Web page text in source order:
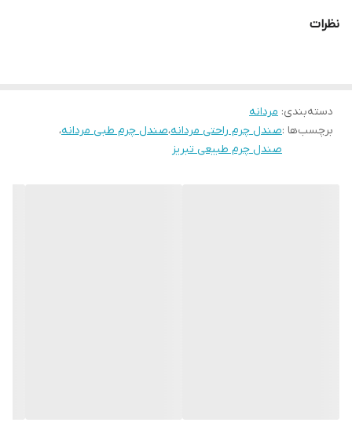
سایز خودتان را انتخاب فرمایید
نظرات
دسته‌بندی: مردانه
برچسب‌ها :صندل چرم راحتی مردانه،صندل چرم طبی مردانه،
صندل چرم طبیعی تبریز